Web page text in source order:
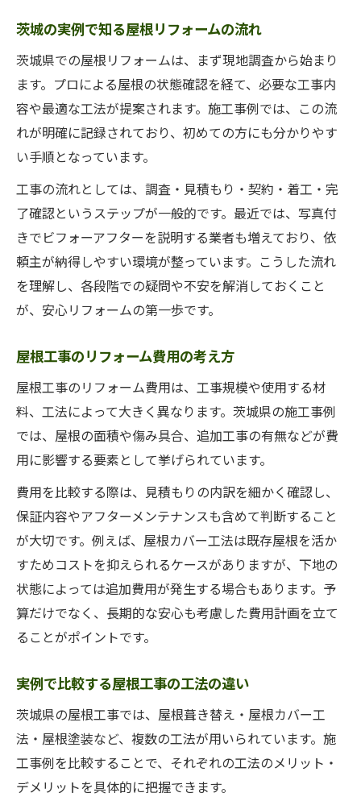
茨城の実例で知る屋根リフォームの流れ
茨城県での屋根リフォームは、まず現地調査から始まり
ます。プロによる屋根の状態確認を経て、必要な工事内
容や最適な工法が提案されます。施工事例では、この流
れが明確に記録されており、初めての方にも分かりやす
い手順となっています。
工事の流れとしては、調査・見積もり・契約・着工・完
了確認というステップが一般的です。最近では、写真付
きでビフォーアフターを説明する業者も増えており、依
頼主が納得しやすい環境が整っています。こうした流れ
を理解し、各段階での疑問や不安を解消しておくこと
が、安心リフォームの第一歩です。
屋根工事のリフォーム費用の考え方
屋根工事のリフォーム費用は、工事規模や使用する材
料、工法によって大きく異なります。茨城県の施工事例
では、屋根の面積や傷み具合、追加工事の有無などが費
用に影響する要素として挙げられています。
費用を比較する際は、見積もりの内訳を細かく確認し、
保証内容やアフターメンテナンスも含めて判断すること
が大切です。例えば、屋根カバー工法は既存屋根を活か
すためコストを抑えられるケースがありますが、下地の
状態によっては追加費用が発生する場合もあります。予
算だけでなく、長期的な安心も考慮した費用計画を立て
ることがポイントです。
実例で比較する屋根工事の工法の違い
茨城県の屋根工事では、屋根葺き替え・屋根カバー工
法・屋根塗装など、複数の工法が用いられています。施
工事例を比較することで、それぞれの工法のメリット・
デメリットを具体的に把握できます。